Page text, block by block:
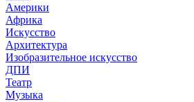
Америки
Африка
Искусство
Архитектура
Изобразительное искусство
ДПИ
Театр
Музыка